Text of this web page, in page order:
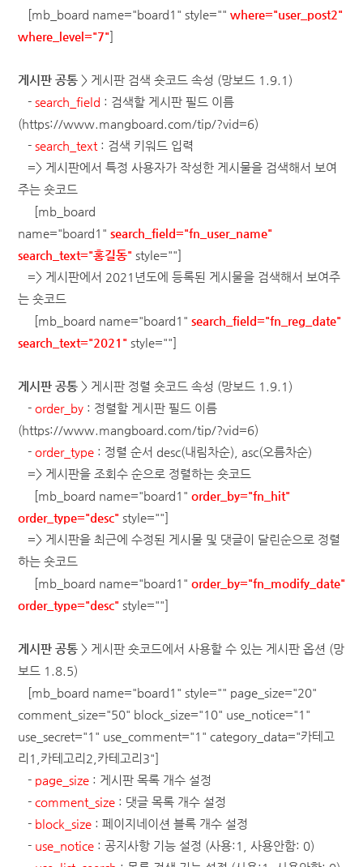
[mb_board name="board1" style="" where="user_post2"
where_level="7"]
게시판 공통 > 게시판 검색 숏코드 속성 (망보드 1.9.1)
- search_field : 검색할 게시판 필드 이름
(https://www.mangboard.com/tip/?vid=6)
- search_text : 검색 키워드 입력
=> 게시판에서 특정 사용자가 작성한 게시물을 검색해서 보여
주는 숏코드
[mb_board
name="board1" search_field="fn_user_name"
search_text="홍길동" style=""]
=> 게시판에서 2021년도에 등록된 게시물을 검색해서 보여주
는 숏코드
[mb_board name="board1" search_field="fn_reg_date"
search_text="2021" style=""]
게시판 공통 > 게시판 정렬 숏코드 속성 (망보드 1.9.1)
- order_by : 정렬할 게시판 필드 이름
(https://www.mangboard.com/tip/?vid=6)
- order_type : 정렬 순서 desc(내림차순), asc(오름차순)
=> 게시판을 조회수 순으로 정렬하는 숏코드
[mb_board name="board1" order_by="fn_hit"
order_type="desc" style=""]
=> 게시판을 최근에 수정된 게시물 및 댓글이 달린순으로 정렬
하는 숏코드
[mb_board name="board1" order_by="fn_modify_date"
order_type="desc" style=""]
게시판 공통 > 게시판 숏코드에서 사용할 수 있는 게시판 옵션 (망
보드 1.8.5)
[mb_board name="board1" style="" page_size="20"
comment_size="50" block_size="10" use_notice="1"
use_secret="1" use_comment="1" category_data="카테고
리1,카테고리2,카테고리3"]
- page_size : 게시판 목록 개수 설정
- comment_size : 댓글 목록 개수 설정
- block_size : 페이지네이션 블록 개수 설정
- use_notice : 공지사항 기능 설정 (사용:1, 사용안함: 0)